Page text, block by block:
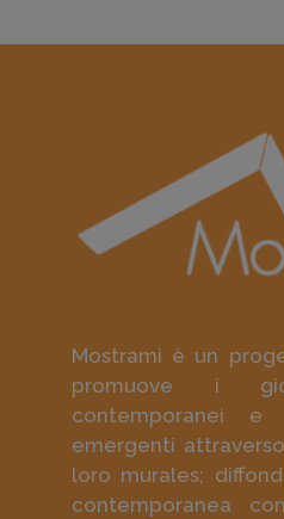
Mostrami è un
promuove i
contemporanei
emergenti
loro murales;
contemporanea